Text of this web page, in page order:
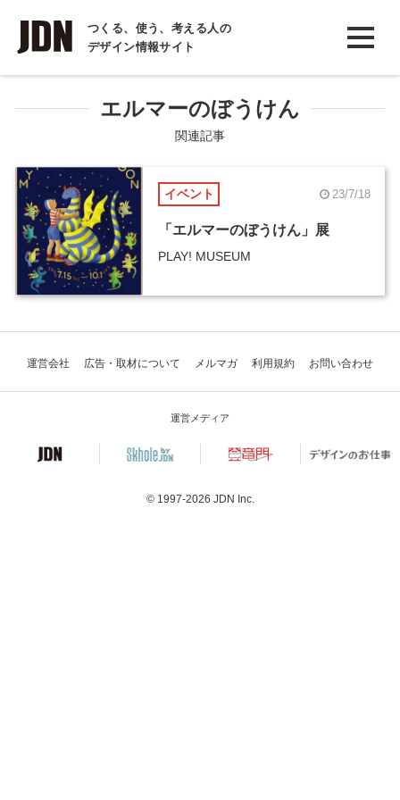
つくる、使う、考える人の
デザイン情報サイト
INTERVIEW
インタビュー
REPORT
COLUMN
コラム
エルマーのぼうけん
関連記事
イベント 23/7/18
「エルマーのぼうけん」展
PLAY! MUSEUM
運営会社 広告・取材について メルマガ 利用規約 お問い合わせ
運営メディア
© 1997-2026 JDN Inc.